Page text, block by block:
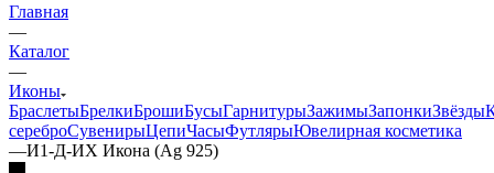
Главная
—
Каталог
—
Иконы
БраслетыБрелкиБрошиБусыГарнитурыЗажимыЗапонкиЗвёзды
сереброСувенирыЦепиЧасыФутлярыЮвелирная косметика
—И1-Д-ИХ Икона (Ag 925)